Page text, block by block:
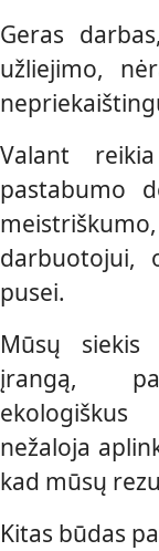
Geras
užliejimo,
Valant
pastabumo
darbuotojui,
pusei.
Mūsų siekis
įrangą,
nežaloja
kad mūsų
Kitas būdas